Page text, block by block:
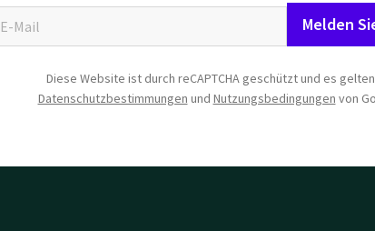
Melden
Diese Website ist durch reCAPTCHA geschützt und es
Datenschutzbestimmungen und Nutzungsbedingungen von